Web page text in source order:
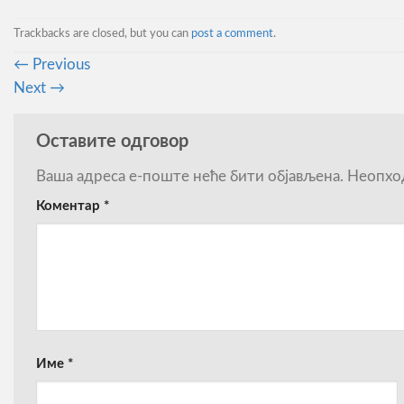
Trackbacks are closed, but you can post a comment.
← Previous
Next →
Оставите одговор
Ваша адреса е-поште неће бити објављена.
Коментар *
Име *